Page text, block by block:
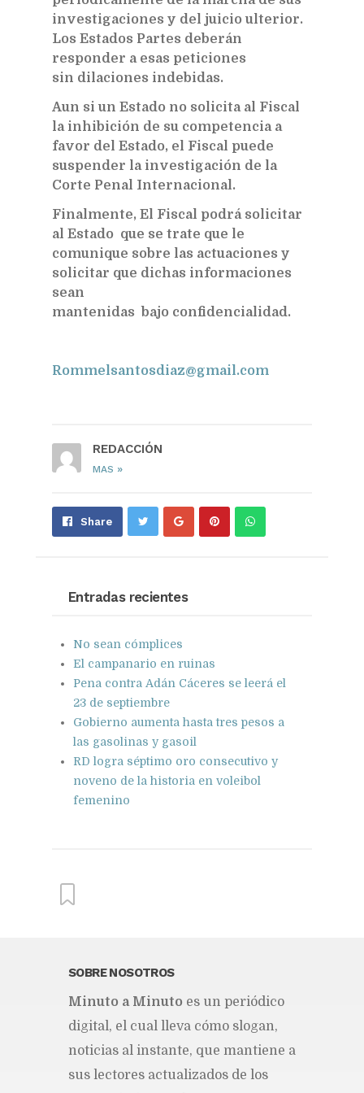
investigaciones y del juicio ulterior.
Los Estados Partes deberán
responder a esas peticiones
sin dilaciones indebidas.
Aun si un Estado no solicita al Fiscal
la inhibición de su competencia a
favor del Estado, el Fiscal puede
suspender la investigación de la
Corte Penal Internacional.
Finalmente, El Fiscal podrá solicitar
al Estado que se trate que le
comunique sobre las actuaciones y
solicitar que dichas informaciones
sean
mantenidas bajo confidencialidad.
Rommelsantosdiaz@gmail.com
REDACCIÓN
MAS »
Share Share Pin Send
Entradas recientes
No sean cómplices
El campanario en ruinas
Pena contra Adán Cáceres se leerá el
23 de septiembre
Gobierno aumenta hasta tres pesos a
las gasolinas y gasoil
RD logra séptimo oro consecutivo y
noveno de la historia en voleibol
femenino
From this category »
El campanario en ruinas
Publicado hace 18 horas
Impugnación de la
competencia de la Corte Penal
SOBRE NOSOTROS
Mi­nu­to a Mi­nu­to es un pe­rió­di­co
di­gi­tal, el cual lle­va cómo slo­gan,
no­ti­cias al ins­tan­te, que man­tie­ne a
sus lec­to­res ac­tua­li­za­dos de los